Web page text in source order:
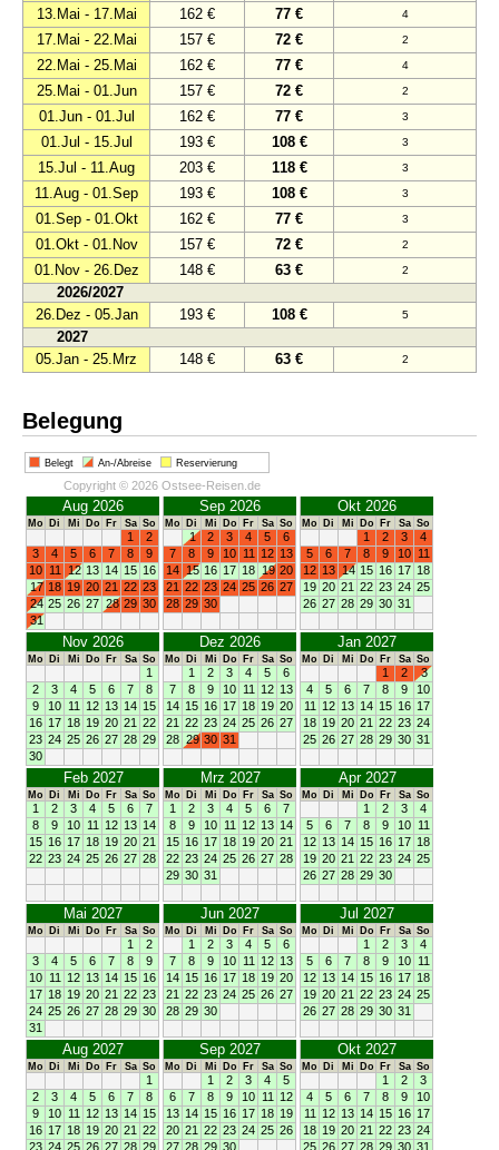
13.Mai - 17.Mai 162 € 77 € 4
17.Mai - 22.Mai 157 € 72 € 2
22.Mai - 25.Mai 162 € 77 € 4
25.Mai - 01.Jun 157 € 72 € 2
01.Jun - 01.Jul 162 € 77 € 3
01.Jul - 15.Jul 193 € 108 € 3
15.Jul - 11.Aug 203 € 118 € 3
11.Aug - 01.Sep 193 € 108 € 3
01.Sep - 01.Okt 162 € 77 € 3
01.Okt - 01.Nov 157 € 72 € 2
01.Nov - 26.Dez 148 € 63 € 2
2026/2027
26.Dez - 05.Jan
193 € 108 € 5
2027
05.Jan - 25.Mrz
148 € 63 € 2
Belegung
Belegt An-/Abreise Reservierung
Copyright © 2026 Ostsee-Reisen.de
Aug 2026
Mo Di Mi Do Fr Sa So
1
2
3
4 5 6 7 8
9
10 11 12 13 14 15 16
17 18 19 20 21 22 23
24 25 26 27 28 29 30
31
Sep 2026
Mo Di Mi Do Fr Sa So
1 2 3 4 5
6
7
8 9 10 11 12 13
14 15 16 17 18 19 20
21 22 23 24 25 26 27
28 29 30
Okt 2026
Mo Di Mi Do Fr Sa So
1 2 3
4
5
6 7 8 9 10 11
12 13 14 15 16 17 18
19 20 21 22 23 24 25
26 27 28 29 30 31
Nov 2026
Mo Di Mi Do Fr Sa So
1
2
3 4 5 6 7
8
9
10 11 12 13 14 15
16 17 18 19 20 21 22
23 24 25 26 27 28 29
30
Dez 2026
Mo Di Mi Do Fr Sa So
1 2 3 4 5
6
7
8 9 10 11 12 13
14 15 16 17 18 19 20
21 22 23 24 25 26 27
28 29 30 31
Jan 2027
Mo Di Mi Do Fr Sa So
1 2
3
4
5 6 7 8 9
10
11
12 13 14 15 16 17
18 19 20 21 22 23 24
25 26 27 28 29 30 31
Feb 2027
Mo Di Mi Do Fr Sa So
1 2 3 4 5 6
7
8
9 10 11 12 13 14
15 16 17 18 19 20 21
22 23 24 25 26 27 28
Mrz 2027
Mo Di Mi Do Fr Sa So
1 2 3 4 5 6
7
8
9 10 11 12 13 14
15 16 17 18 19 20 21
22 23 24 25 26 27 28
29 30 31
Apr 2027
Mo Di Mi Do Fr Sa So
1 2 3
4
5
6 7 8 9 10 11
12 13 14 15 16 17 18
19 20 21 22 23 24 25
26 27 28 29 30
Mai 2027
Mo Di Mi Do Fr Sa So
1
2
3
4 5 6 7 8
9
10 11 12 13 14 15 16
17 18 19 20 21 22 23
24 25 26 27 28 29 30
31
Jun 2027
Mo Di Mi Do Fr Sa So
1 2 3 4 5
6
7
8 9 10 11 12 13
14 15 16 17 18 19 20
21 22 23 24 25 26 27
28 29 30
Jul 2027
Mo Di Mi Do Fr Sa So
1 2 3
4
5
6 7 8 9 10 11
12 13 14 15 16 17 18
19 20 21 22 23 24 25
26 27 28 29 30 31
Aug 2027
Mo Di Mi Do Fr Sa So
1
2
3 4 5 6 7
8
9
10 11 12 13 14 15
16 17 18 19 20 21 22
23 24 25 26 27 28 29
Sep 2027
Mo Di Mi Do Fr Sa So
1 2 3 4
5
6
7 8 9 10 11
12
13 14 15 16 17 18 19
20 21 22 23 24 25 26
27 28 29 30
Okt 2027
Mo Di Mi Do Fr Sa So
1 2
3
4
5 6 7 8 9
10
11
12 13 14 15 16 17
18 19 20 21 22 23 24
25 26 27 28 29 30 31